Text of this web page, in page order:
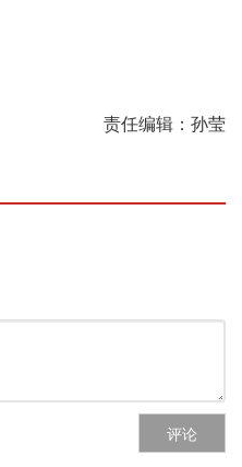
责任编辑：孙莹
评论